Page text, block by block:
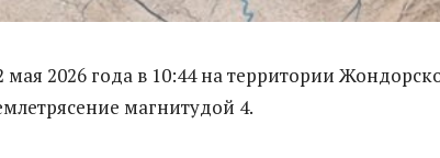
мая 2026 года в 10:44 на территории
магнитудой 4.